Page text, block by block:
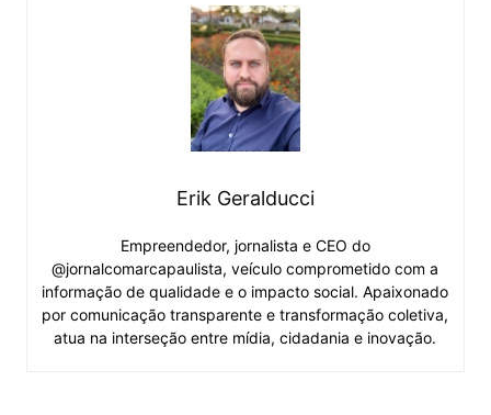
Erik Geralducci
Empreendedor, jornalista e CEO do
@jornalcomarcapaulista, veículo comprometido com a
informação de qualidade e o impacto social. Apaixonado
por comunicação transparente e transformação coletiva,
atua na interseção entre mídia, cidadania e inovação.